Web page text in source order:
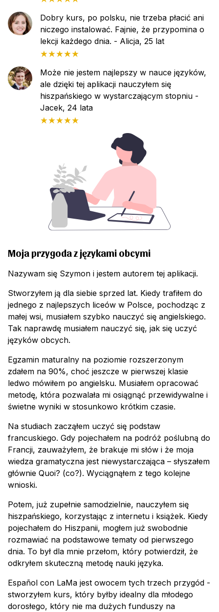
Dobry kurs, po polsku, nie trzeba płacić ani
niczego instalować. Fajnie, że przypomina o
lekcji każdego dnia. - Alicja, 25 lat
Może nie jestem najlepszy w nauce języków,
ale dzięki tej aplikacji nauczyłem się
hiszpańskiego w wystarczającym stopniu -
Jacek, 24 lata
Moja przygoda z językami obcymi
Nazywam się Szymon i jestem autorem tej aplikacji.
Stworzyłem ją dla siebie sprzed lat. Kiedy trafiłem do
jednego z najlepszych liceów w Polsce, pochodząc z
małej wsi, musiałem szybko nauczyć się angielskiego.
Tak naprawdę musiałem nauczyć się, jak się uczyć
języków obcych.
Egzamin maturalny na poziomie rozszerzonym
zdałem na 90%, choć jeszcze w pierwszej klasie
ledwo mówiłem po angielsku. Musiałem opracować
metodę, która pozwalała mi osiągnąć przewidywalne i
świetne wyniki w stosunkowo krótkim czasie.
Na studiach zacząłem uczyć się podstaw
francuskiego. Gdy pojechałem na podróż poślubną do
Francji, zauważyłem, że brakuje mi słów i że moja
wiedza gramatyczna jest niewystarczająca – słyszałem
głównie Quoi? (co?). Wyciągnąłem z tego kolejne
wnioski.
Potem, już zupełnie samodzielnie, nauczyłem się
hiszpańskiego, korzystając z internetu i książek. Kiedy
pojechałem do Hiszpanii, mogłem już swobodnie
rozmawiać na podstawowe tematy od pierwszego
dnia. To był dla mnie przełom, który potwierdził, że
odkryłem skuteczną metodę nauki języka.
Español con LaMa jest owocem tych trzech przygód -
stworzyłem kurs, który byłby idealny dla młodego
dorosłego, który nie ma dużych funduszy na